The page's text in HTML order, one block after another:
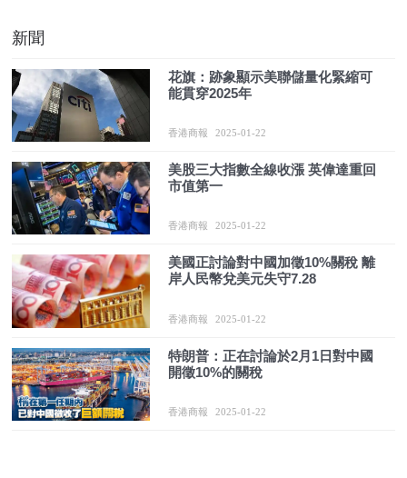
新聞
花旗：跡象顯示美聯儲量化緊縮可
能貫穿2025年
香港商報 2025-01-22
美股三大指數全線收漲 英偉達重回
市值第一
香港商報 2025-01-22
美國正討論對中國加徵10%關稅 離
岸人民幣兌美元失守7.28
香港商報 2025-01-22
特朗普：正在討論於2月1日對中國
開徵10%的關稅
香港商報 2025-01-22